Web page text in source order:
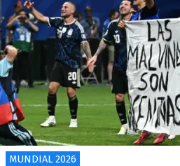
MUNDIAL 2026